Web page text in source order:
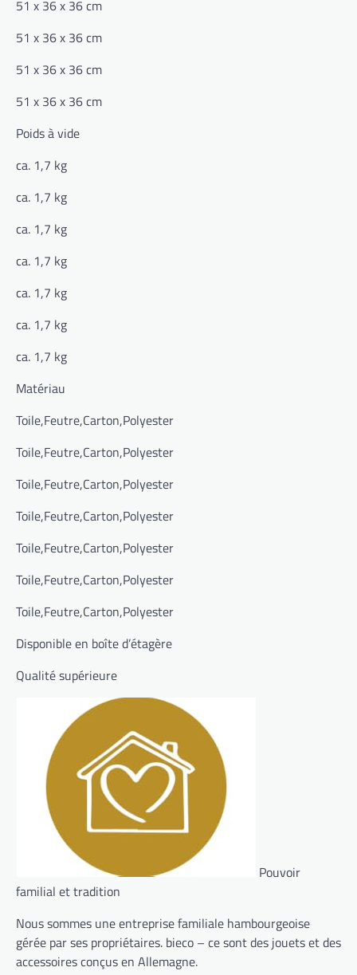
51 x 36 x 36 cm
51 x 36 x 36 cm
51 x 36 x 36 cm
51 x 36 x 36 cm
Poids à vide
ca. 1,7 kg
ca. 1,7 kg
ca. 1,7 kg
ca. 1,7 kg
ca. 1,7 kg
ca. 1,7 kg
ca. 1,7 kg
Matériau
Toile,Feutre,Carton,Polyester
Toile,Feutre,Carton,Polyester
Toile,Feutre,Carton,Polyester
Toile,Feutre,Carton,Polyester
Toile,Feutre,Carton,Polyester
Toile,Feutre,Carton,Polyester
Toile,Feutre,Carton,Polyester
Disponible en boîte d’étagère
Qualité supérieure
Pouvoir
familial et tradition
Nous sommes une entreprise familiale hambourgeoise
gérée par ses propriétaires. bieco – ce sont des jouets et des
accessoires conçus en Allemagne.